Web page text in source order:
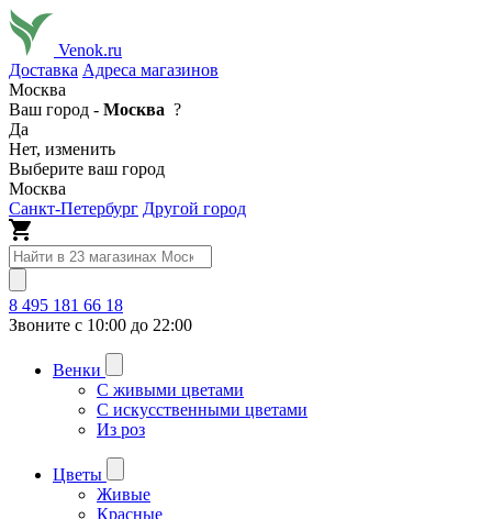
Venok.ru
Доставка Адреса магазинов
Москва
Ваш город - Москва ?
Да
Нет, изменить
Выберите ваш город
Москва
Санкт-Петербург Другой город
8 495 181 66 18
Звоните с 10:00 до 22:00
Венки
С живыми цветами
С искусственными цветами
Из роз
Цветы
Живые
Красные